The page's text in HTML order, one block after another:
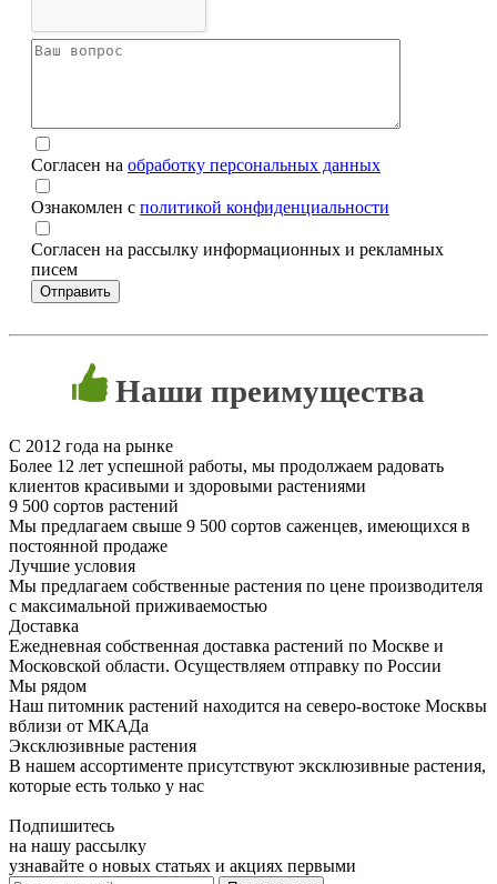
Согласен на обработку персональных данных
Ознакомлен с политикой конфиденциальности
Согласен на рассылку информационных и рекламных
писем
Наши преимущества
C 2012 года на рынке
Более 12 лет успешной работы, мы продолжаем радовать
клиентов красивыми и здоровыми растениями
9 500 сортов растений
Мы предлагаем свыше 9 500 сортов саженцев, имеющихся в
постоянной продаже
Лучшие условия
Мы предлагаем собственные растения по цене производителя
с максимальной приживаемостью
Доставка
Ежедневная собственная доставка растений по Москве и
Московской области. Осуществляем отправку по России
Мы рядом
Наш питомник растений находится на северо-востоке Москвы
вблизи от МКАДа
Эксклюзивные растения
В нашем ассортименте присутствуют эксклюзивные растения,
которые есть только у нас
Подпишитесь
на нашу рассылку
узнавайте о новых статьях и акциях первыми